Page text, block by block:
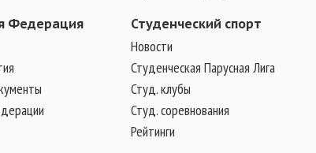
Федерация Студенческий спорт
Новости
Студенческая Парусная Лига
Студ. клубы
Студ. соревнования
Рейтинги